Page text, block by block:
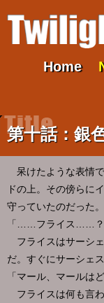
Home
第十話：銀
呆けたような表情
ドの上。その傍らに
守っていたのだった。
「……フライス……？
フライスはサーシ
だ。すぐにサーシェ
「マール、マールはど
フライスは何も言